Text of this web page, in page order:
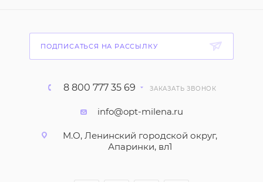
ПОДПИСАТЬСЯ НА РАССЫЛКУ
8 800 777 35 69 ЗАКАЗАТЬ ЗВОНОК
info@opt-milena.ru
М.О, Ленинский городской округ,
Апаринки, вл1